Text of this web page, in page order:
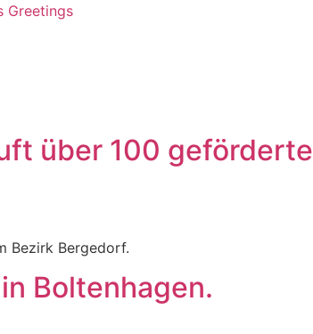
Greetings
über 100 geförderte
Bezirk Bergedorf.
Boltenhagen.